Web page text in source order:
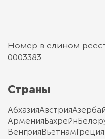
Номер в едином
0003383
Страны
АбхазияАвстрия
АрменияБахрейн
ВенгрияВьетнамГреция